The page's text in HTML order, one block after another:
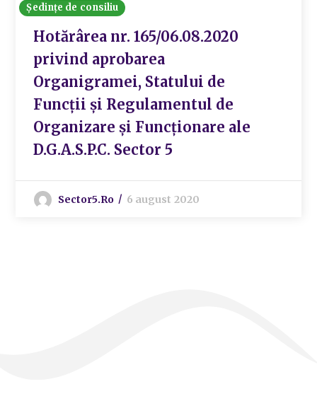
Ședințe de consiliu
Hotărârea nr. 165/06.08.2020
privind aprobarea
Organigramei, Statului de
Funcții și Regulamentul de
Organizare și Funcționare ale
D.G.A.S.P.C. Sector 5
Sector5.ro 6 august 2020